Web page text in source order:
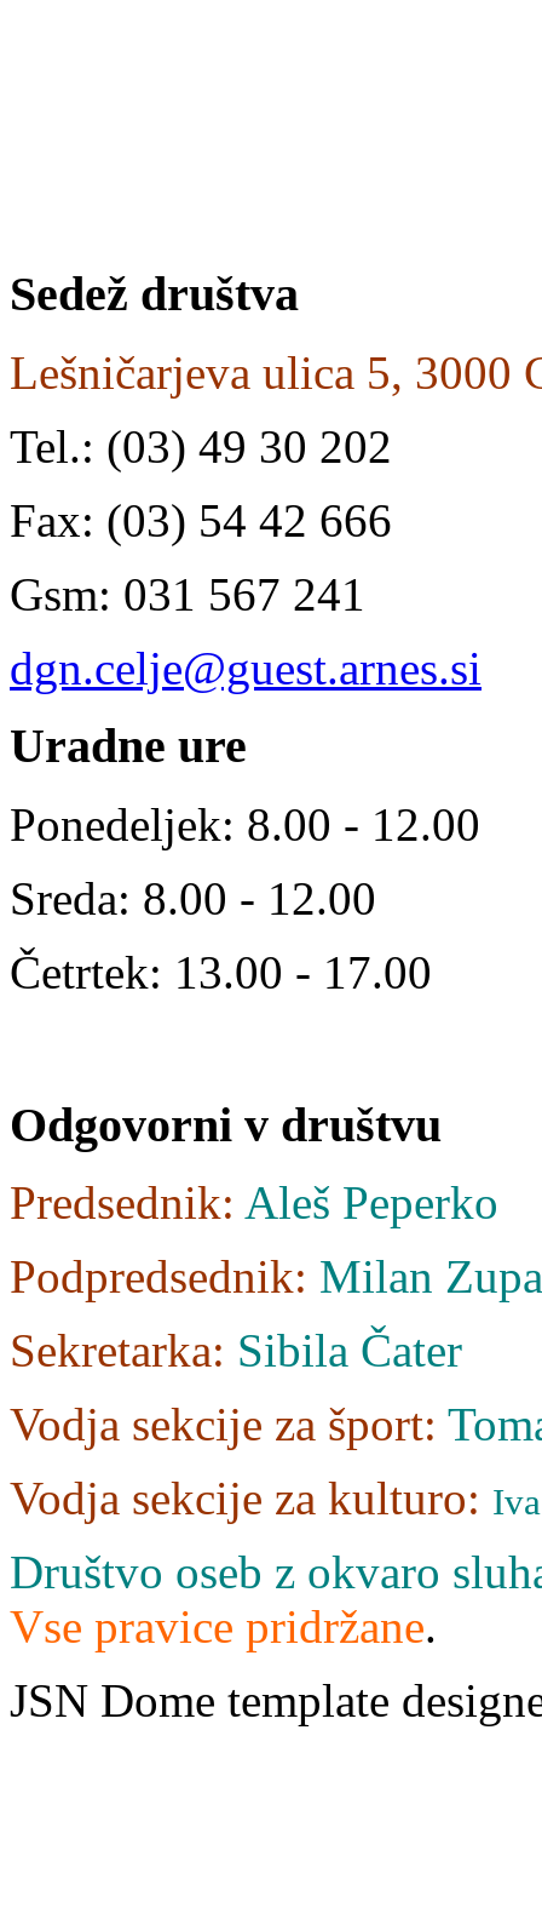
Sedež društva
Lešničarjeva ulica 5, 3000
Tel.: (03) 49 30 202
Fax: (03) 54 42 666
Gsm: 031 567 241
dgn.celje@guest.arnes.si
Uradne ure
Ponedeljek: 8.00 - 12.00
Sreda: 8.00 - 12.00
Četrtek: 13.00 - 17.00
Odgovorni v društvu
Predsednik: Aleš Peperko
Podpredsednik: Milan
Sekretarka: Sibila Čater
Vodja sekcije za šport:
Vodja sekcije za kulturo:
Društvo oseb z okvaro
Vse pravice pridržane.
JSN Dome template